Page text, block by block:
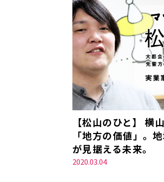
【松山のひと】
「地方の価値」。
が見据える未来。
2020.03.04